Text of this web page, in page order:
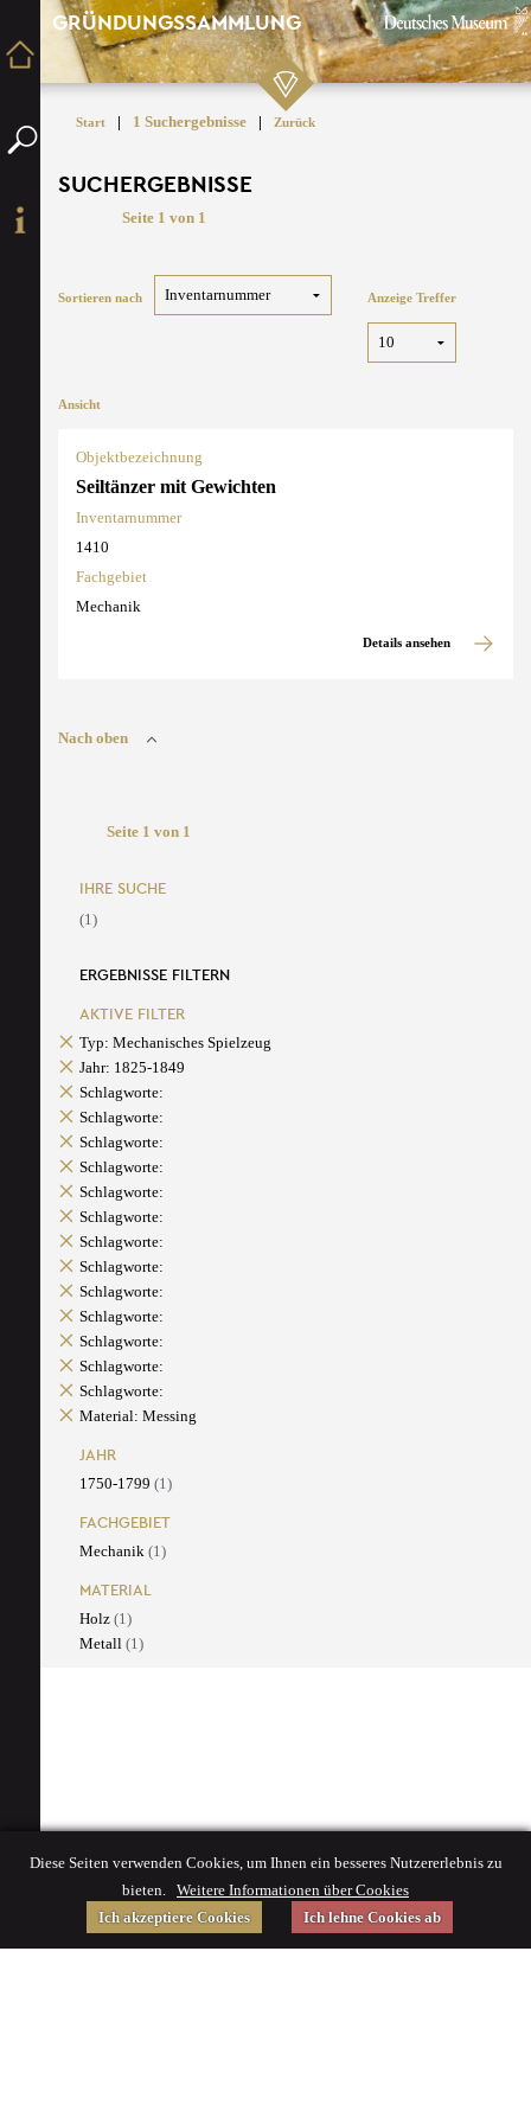
GRÜNDUNGSSAMMLUNG
Start | 1 Suchergebnisse | Zurück
SUCHERGEBNISSE
Seite 1 von 1
Sortieren nach Anzeige Treffer
Ansicht
Objektbezeichnung
Seiltänzer mit Gewichten
Inventarnummer
1410
Fachgebiet
Mechanik
Details ansehen
Nach oben
Seite 1 von 1
IHRE SUCHE
(1)
ERGEBNISSE FILTERN
AKTIVE FILTER
Typ: Mechanisches Spielzeug
Jahr: 1825-1849
Schlagworte:
Schlagworte:
Schlagworte:
Schlagworte:
Schlagworte:
Schlagworte:
Schlagworte:
Schlagworte:
Schlagworte:
Schlagworte:
Schlagworte:
Schlagworte:
Schlagworte:
Material: Messing
JAHR
1750-1799 (1)
FACHGEBIET
Mechanik (1)
MATERIAL
Holz (1)
Metall (1)
Diese Seiten verwenden Cookies, um Ihnen ein besseres Nutzererlebnis zu
bieten. Weitere Informationen über Cookies
Ich akzeptiere Cookies
Ich lehne Cookies ab